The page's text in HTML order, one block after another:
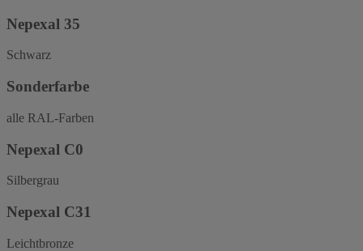
Nepexal 35
Schwarz
Sonderfarbe
alle RAL-Farben
Nepexal C0
Silbergrau
Nepexal C31
Leichtbronze